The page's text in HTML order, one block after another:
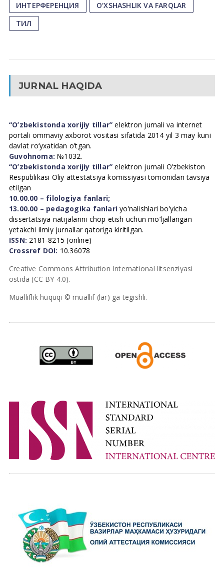
ИНТЕРФЕРЕНЦИЯ
О‘XSHASHLIK VA FARQLAR
ТИЛ
JURNAL HAQIDA
“O’zbekistonda xorijiy tillar” elektron jurnali va internet
portali ommaviy axborot vositasi sifatida 2014 yil 3 may kuni
davlat ro’yxatidan o’tgan.
Guvohnoma: №1032.
“O’zbekistonda xorijiy tillar” elektron jurnali O’zbekiston
Respublikasi Oliy attestatsiya komissiyasi tomonidan tavsiya
etilgan
10.00.00 – filologiya fanlari;
13.00.00 – pedagogika fanlari yo’nalishlari bo’yicha
dissertatsiya natijalarini chop etish uchun mo’ljallangan
yetakchi ilmiy jurnallar qatoriga kiritilgan.
ISSN: 2181-8215 (online)
Crossref DOI: 10.36078
Creative Commons Attribution International litsenziyasi
ostida (CC BY 4.0).
Mualliflik huquqi © muallif (lar) ga tegishli.